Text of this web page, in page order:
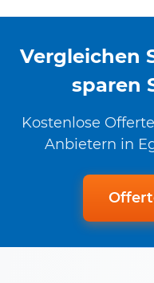
Vergleichen
sparen
Kostenlose
Anbietern in